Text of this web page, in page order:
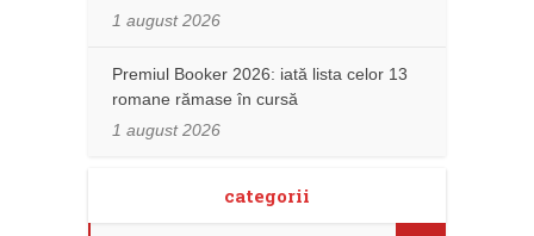
1 august 2026
Premiul Booker 2026: iată lista celor 13
romane rămase în cursă
1 august 2026
categorii